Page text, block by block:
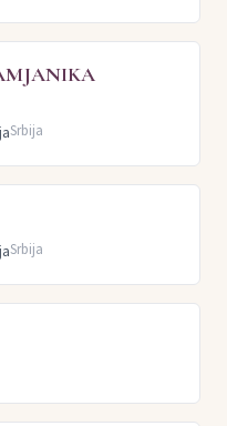
Srbija
Srbija